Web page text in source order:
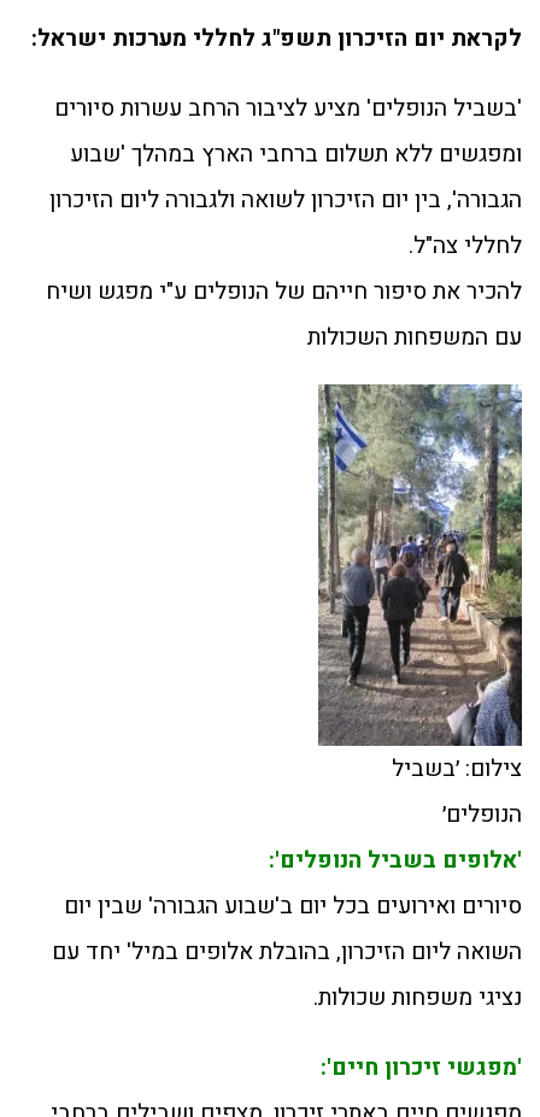
לקראת יום הזיכרון תשפ"ג לחללי מערכות ישראל:
'בשביל הנופלים' מציע לציבור הרחב עשרות סיורים
ומפגשים ללא תשלום ברחבי הארץ במהלך 'שבוע
הגבורה', בין יום הזיכרון לשואה ולגבורה ליום הזיכרון
לחללי צה"ל.
להכיר את סיפור חייהם של הנופלים ע"י מפגש ושיח
עם המשפחות השכולות
צילום: ׳בשביל
הנופלים׳
'אלופים בשביל הנופלים':
סיורים ואירועים בכל יום ב'שבוע הגבורה' שבין יום
השואה ליום הזיכרון, בהובלת אלופים במיל' יחד עם
נציגי משפחות שכולות.
'מפגשי זיכרון חיים':